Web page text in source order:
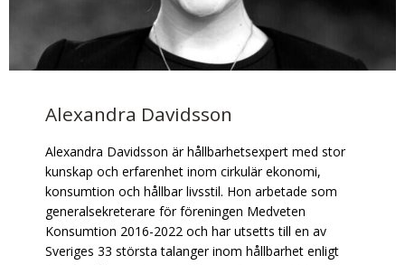
Alexandra Davidsson
Alexandra Davidsson är hållbarhetsexpert med stor
kunskap och erfarenhet inom cirkulär ekonomi,
konsumtion och hållbar livsstil. Hon arbetade som
generalsekreterare för föreningen Medveten
Konsumtion 2016-2022 och har utsetts till en av
Sveriges 33 största talanger inom hållbarhet enligt